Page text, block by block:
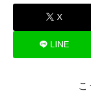
X
LINE
こ